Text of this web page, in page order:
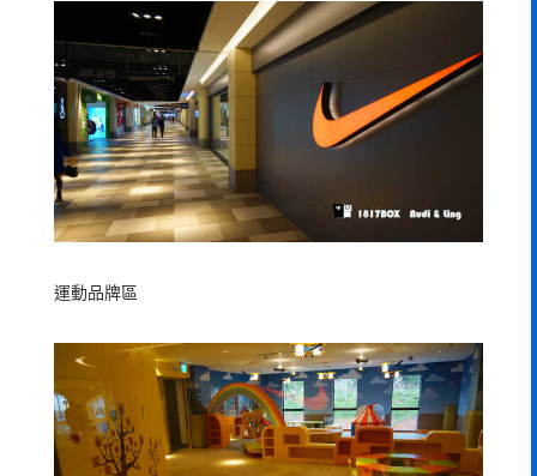
運動品牌區